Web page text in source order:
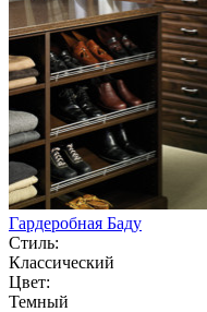
Гардеробная Баду
Стиль:
Классический
Цвет:
Темный